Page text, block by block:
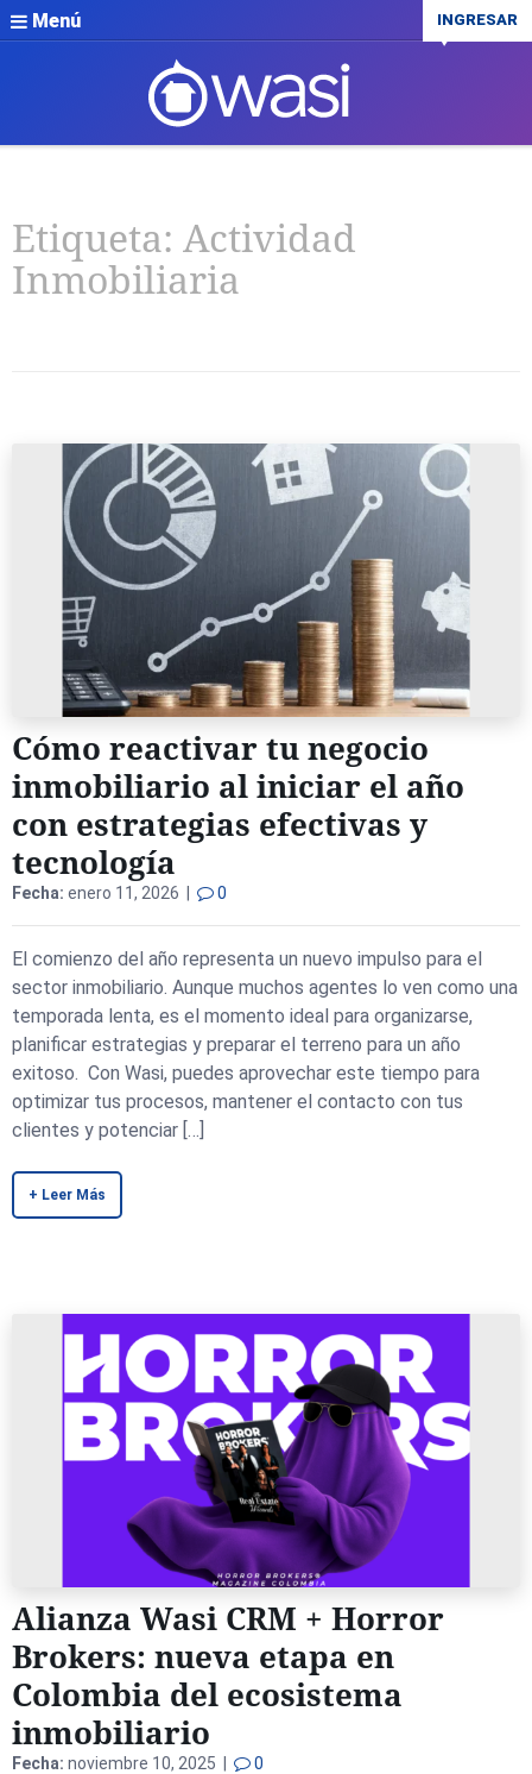
Menú INGRESAR
Etiqueta: Actividad
Inmobiliaria
Cómo reactivar tu negocio
inmobiliario al iniciar el año
con estrategias efectivas y
tecnología
Fecha: enero 11, 2026 | 0
El comienzo del año representa un nuevo impulso para el
sector inmobiliario. Aunque muchos agentes lo ven como una
temporada lenta, es el momento ideal para organizarse,
planificar estrategias y preparar el terreno para un año
exitoso. Con Wasi, puedes aprovechar este tiempo para
optimizar tus procesos, mantener el contacto con tus
clientes y potenciar […]
+ Leer Más
Alianza Wasi CRM + Horror
Brokers: nueva etapa en
Colombia del ecosistema
inmobiliario
Fecha: noviembre 10, 2025 | 0